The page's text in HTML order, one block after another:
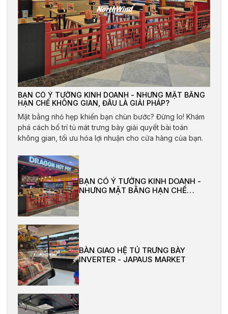
BẠN CÓ Ý TƯỞNG KINH DOANH - NHƯNG MẶT BẰNG
HẠN CHẾ KHÔNG GIAN, ĐÂU LÀ GIẢI PHÁP?
Mặt bằng nhỏ hẹp khiến bạn chùn bước? Đừng lo! Khám
phá cách bố trí tủ mát trưng bày giải quyết bài toán
không gian, tối ưu hóa lợi nhuận cho cửa hàng của bạn.
BẠN CÓ Ý TƯỞNG KINH DOANH -
NHƯNG MẶT BẰNG HẠN CHẾ
BÀN GIAO HỆ TỦ TRƯNG BÀY
INVERTER - JAPAUS MARKET